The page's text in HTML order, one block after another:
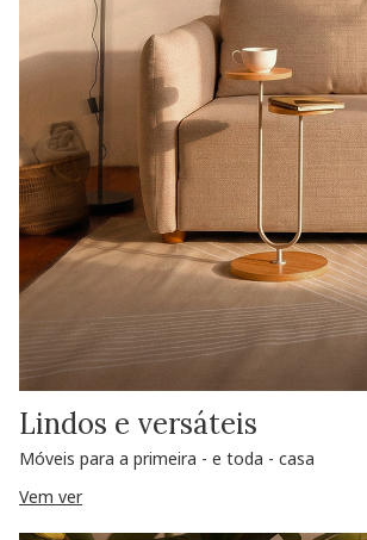
Lindos e versáteis
Móveis para a primeira - e toda - casa
Vem ver